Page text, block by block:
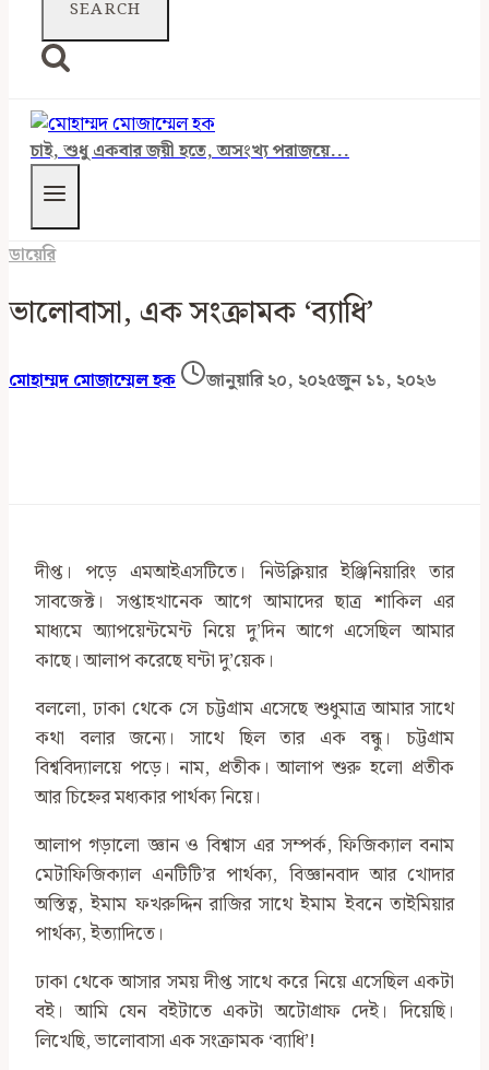
চাই, শুধু একবার জয়ী হতে, অসংখ্য পরাজয়ে...
ডায়েরি
ভালোবাসা, এক সংক্রামক ‘ব্যাধি’
মোহাম্মদ মোজাম্মেল হক জানুয়ারি ২০, ২০২৫জুন ১১, ২০২৬
দীপ্ত। পড়ে এমআইএসটিতে। নিউক্লিয়ার ইঞ্জিনিয়ারিং তার
সাবজেক্ট। সপ্তাহখানেক আগে আমাদের ছাত্র শাকিল এর
মাধ্যমে অ্যাপয়েন্টমেন্ট নিয়ে দু’দিন আগে এসেছিল আমার
কাছে। আলাপ করেছে ঘন্টা দু’য়েক।
বললো, ঢাকা থেকে সে চট্টগ্রাম এসেছে শুধুমাত্র আমার সাথে
কথা বলার জন্যে। সাথে ছিল তার এক বন্ধু। চট্টগ্রাম
বিশ্ববিদ্যালয়ে পড়ে। নাম, প্রতীক। আলাপ শুরু হলো প্রতীক
আর চিহ্নের মধ্যকার পার্থক্য নিয়ে।
আলাপ গড়ালো জ্ঞান ও বিশ্বাস এর সম্পর্ক, ফিজিক্যাল বনাম
মেটাফিজিক্যাল এনটিটি’র পার্থক্য, বিজ্ঞানবাদ আর খোদার
অস্তিত্ব, ইমাম ফখরুদ্দিন রাজির সাথে ইমাম ইবনে তাইমিয়ার
পার্থক্য, ইত্যাদিতে।
ঢাকা থেকে আসার সময় দীপ্ত সাথে করে নিয়ে এসেছিল একটা
বই। আমি যেন বইটাতে একটা অটোগ্রাফ দেই। দিয়েছি।
লিখেছি, ভালোবাসা এক সংক্রামক ‘ব্যাধি’!